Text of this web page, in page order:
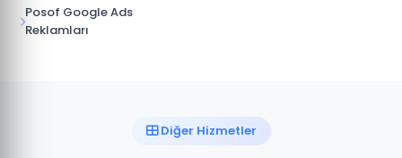
Posof Google Ads
Reklamları
Diğer Hizmetler